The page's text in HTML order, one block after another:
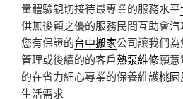
量體驗親切接待最專業的服務水平
供無後顧之優的服務民間互助會
您有保證的台中搬家公司讓我們
管理或後續的的客戶熱泵維修願意
的在省力細心專業的保養維護桃園
生活需求